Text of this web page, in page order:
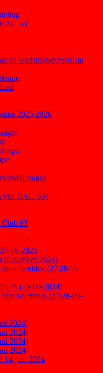
en wedstrijdsecretariaat
2025/2026
van HAC’63?
Club 63
09-2025
(8 oktober 2024)
(27/28-09-
(28-09-2024)
filmpjes (27/28-09-
2024)
2024)
2024)
2024)
14 juni 2024